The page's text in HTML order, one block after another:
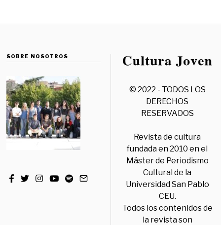
SOBRE NOSOTROS
© 2022 - TODOS LOS
DERECHOS
RESERVADOS
Revista de cultura
fundada en 2010 en el
Máster de Periodismo
Cultural de la
Universidad San Pablo
CEU.
Todos los contenidos de
la revista son